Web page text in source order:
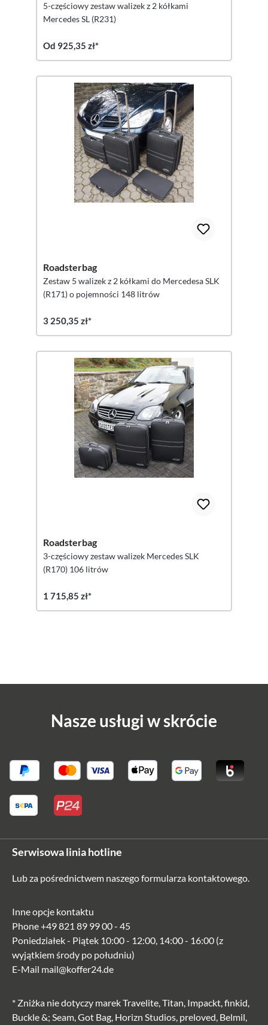
5-częściowy zestaw walizek z 2 kółkami
Mercedes SL (R231)
Od 925,35 zł*
Roadsterbag
Zestaw 5 walizek z 2 kółkami do Mercedesa SLK
(R171) o pojemności 148 litrów
3 250,35 zł*
Roadsterbag
3-częściowy zestaw walizek Mercedes SLK
(R170) 106 litrów
1 715,85 zł*
Nasze usługi w skrócie
Serwisowa linia hotline
Lub za pośrednictwem naszegoformularza kontaktowego.
Inne opcje kontaktu
Phone+49 821 89 99 00 - 45
Poniedziałek - Piątek 10:00 - 12:00, 14:00 - 16:00 (z
wyjątkiem środy po południu)
E-Mail mail@koffer24.de
* Zniżka nie dotyczy marek Travelite, Titan, Impackt, finkid,
Buckle &; Seam, Got Bag, Horizn Studios, preloved, Belmil,